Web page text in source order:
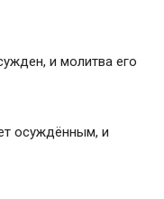
и молитва eго
осуждённым, и